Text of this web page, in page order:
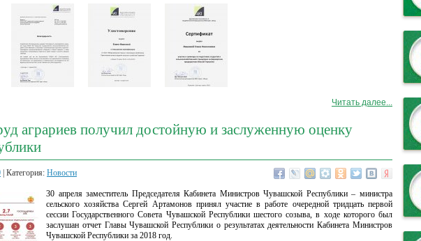
Читать далее...
аграриев получил достойную и заслуженную оценку
| Категория: Новости
30 апреля заместитель Председателя Кабинета Министров Чувашской Республики – министра
сельского хозяйства Сергей Артамонов принял участие в работе очередной тридцать первой
сессии Государственного Совета Чувашской Республики шестого созыва, в ходе которого был
заслушан отчет Главы Чувашской Республики о результатах деятельности Кабинета Министров
Чувашской Республики за 2018 год.